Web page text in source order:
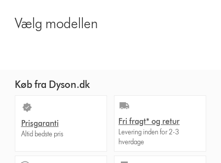
Vælg modellen
Køb fra Dyson.dk
Prisgaranti
Altid bedste pris
Fri fragt* og retur
Levering inden for 2-3
hverdage